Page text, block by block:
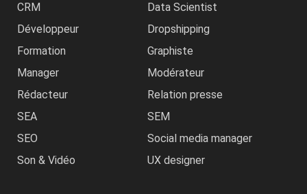
CRM
Data Scientist
Développeur
Dropshipping
Formation
Graphiste
Manager
Modérateur
Rédacteur
Relation presse
SEA
SEM
SEO
Social media manager
Son & Vidéo
UX designer